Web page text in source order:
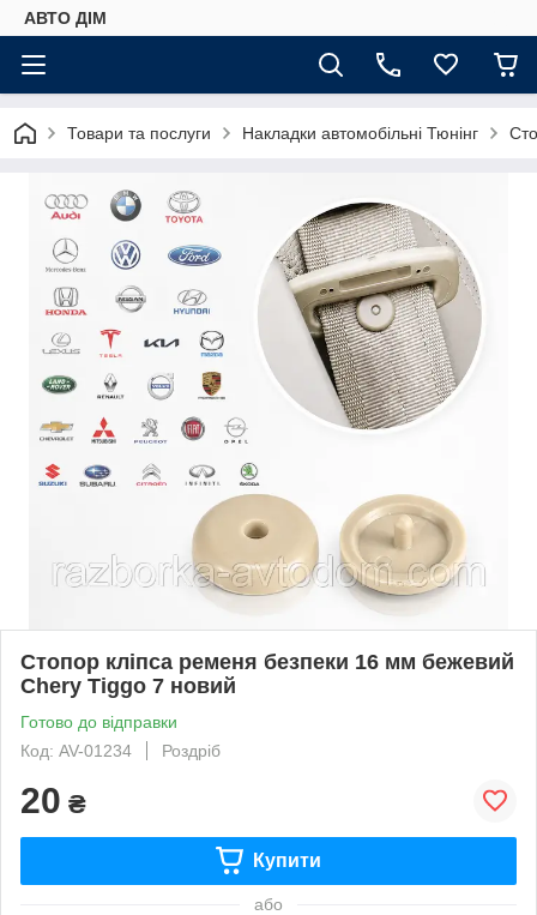
АВТО ДIМ
Товари та послуги Накладки автомобільні Тюнінг
Стопор кліпса ременя безпеки 16 мм бежевий
Chery Tiggo 7 новий
Готово до відправки
Код: AV-01234
Роздріб
20 ₴
Купити
або